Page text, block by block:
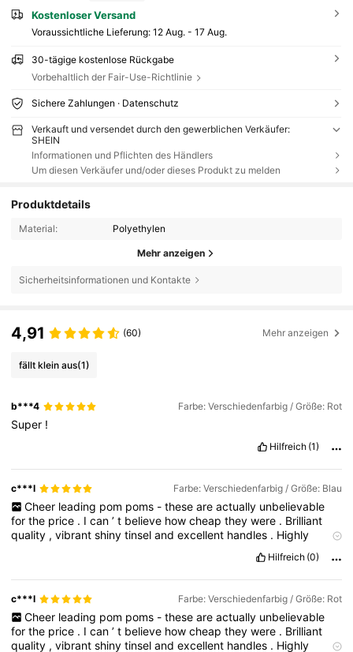
Kostenloser Versand
Voraussichtliche Lieferung: 12 Aug. - 17 Aug.
30-tägige kostenlose Rückgabe
Vorbehaltlich der Fair-Use-Richtlinie
Sichere Zahlungen · Datenschutz
Verkauft und versendet durch den gewerblichen Verkäufer:
SHEIN
Informationen und Pflichten des Händlers
Um diesen Verkäufer und/oder dieses Produkt zu melden
Produktdetails
Material: Polyethylen
Mehr anzeigen
Sicherheitsinformationen und Kontakte
4,91 (60) Mehr anzeigen
fällt klein aus(1)
b***4 Farbe: Verschiedenfarbig / Größe: Rot
Super !
Hilfreich (1)
c***l Farbe: Verschiedenfarbig / Größe: Blau
Cheer leading pom poms - these are actually unbelievable
forthe price . Ican’t believe howcheaptheywere . Brilliant
quality ,vibrantshinytinselandexcellent handles . Highly
anAmerican
themedparty.Theywereallwellworththepricesandlook
totally ace 👍
Hilfreich (0)
c***l Farbe: Verschiedenfarbig / Größe: Rot
Cheer leading pom poms - these are actually unbelievable
forthe price . Ican’t believe howcheaptheywere . Brilliant
quality ,vibrantshinytinselandexcellent handles . Highly